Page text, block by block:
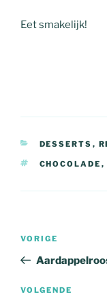
Eet smakelijk!
DESSERTS ,
TAGS
CHOCOLADE ,
Vorig
bericht
VORIGE
Volgend
VOLGENDE